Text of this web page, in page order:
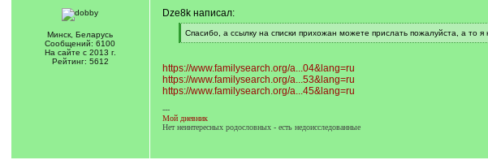
Минск, Беларусь
Сообщений: 6100
На сайте с 2013 г.
Рейтинг: 5612
Dze8k написал:
[
q
Спасибо, а ссылку на списки прихожан можете прислать пожалуйста, а то я
[
]
https://www.familysearch.org/a...04&lang=ru
https://www.familysearch.org/a...53&lang=ru
https://www.familysearch.org/a...45&lang=ru
---
Мой дневник
Нет неинтересных родословных - есть недоисследованные